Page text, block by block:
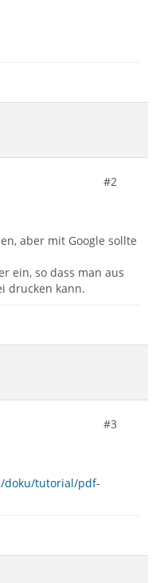
#2
aber mit Google sollte
ein, so dass man aus
drucken kann.
#3
doku/tutorial/pdf-